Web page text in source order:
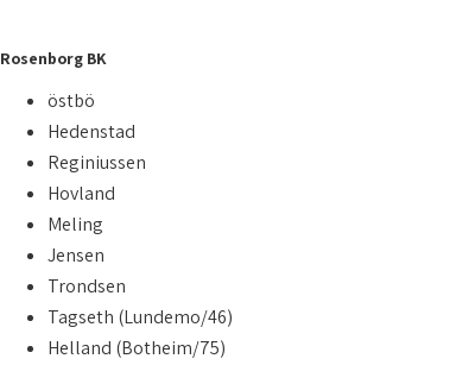
Rosenborg BK
östbö
Hedenstad
Reginiussen
Hovland
Meling
Jensen
Trondsen
Tagseth (Lundemo/46)
Helland (Botheim/75)